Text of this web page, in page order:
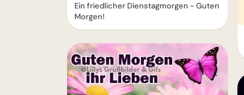
Ein friedlicher Dienstagmorgen - Guten
Morgen!